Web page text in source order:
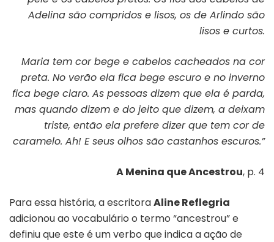
Adelina são compridos e lisos, os de Arlindo são
lisos e curtos.
Maria tem cor bege e cabelos cacheados na cor
preta. No verão ela fica bege escuro e no inverno
fica bege claro. As pessoas dizem que ela é parda,
mas quando dizem e do jeito que dizem, a deixam
triste, então ela prefere dizer que tem cor de
caramelo. Ah! E seus olhos são castanhos escuros.”
A Menina que Ancestrou, p. 4
Para essa história, a escritoraAline Reflegria
adicionou ao vocabulário o termo “ancestrou” e
definiu que este é um verbo que indica a ação de